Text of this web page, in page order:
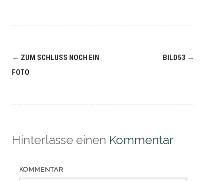
Navigation
(Beiträge)
← ZUM SCHLUSS NOCH EIN
FOTO
BILD53 →
Hinterlasse einen Kommentar
KOMMENTAR